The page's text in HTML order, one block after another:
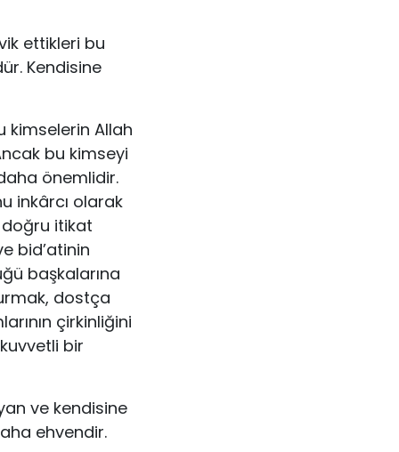
ettikleri bu
Kendisine
kimselerin Allah
bu kimseyi
önemlidir.
inkârcı olarak
doğru itikat
bid’atinin
başkalarına
dostça
çirkinliğini
bir
ve kendisine
ehvendir.